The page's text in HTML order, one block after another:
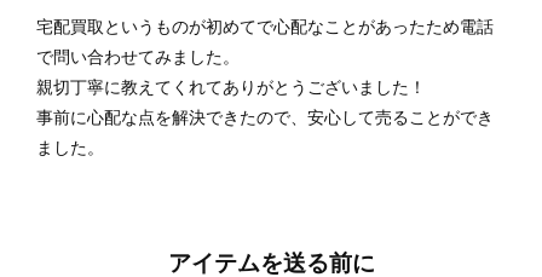
宅配買取というものが初めてで心配なことがあったため電話
で問い合わせてみました。
親切丁寧に教えてくれてありがとうございました！
事前に心配な点を解決できたので、安心して売ることができ
ました。
アイテムを送る前に